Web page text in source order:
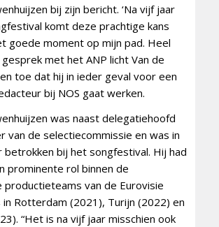
bij zijn bericht. ‘Na vijf jaar
komt deze prachtige kans
goede moment op mijn pad. Heel
gesprek met het ANP licht Van de
toe dat hij in ieder geval voor een
bij NOS gaat werken.
was naast delegatiehoofd
van de selectiecommissie en was in
betrokken bij het songfestival. Hij had
prominente rol binnen de
productieteams van de Eurovisie
in Rotterdam (2021), Turijn (2022) en
“Het is na vijf jaar misschien ook